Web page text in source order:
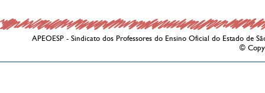
APEOESP - Sindicato dos Professores do Ensino Oficial do Estado de
©